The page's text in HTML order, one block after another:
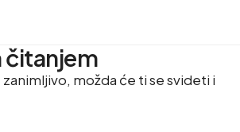
čitanjem
možda će ti se svideti i